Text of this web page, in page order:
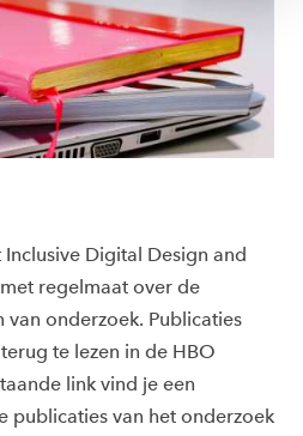
Digital Design and
regelmaat over de
onderzoek. Publicaties
te lezen in de HBO
link vind je een
publicaties van het onderzoek